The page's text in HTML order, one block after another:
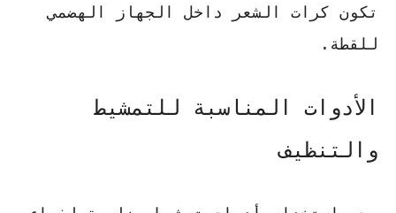
تكون كرات الشعر داخل الجهاز الهضمي
للقطة.
الأدوات المناسبة للتمشيط
والتنظيف